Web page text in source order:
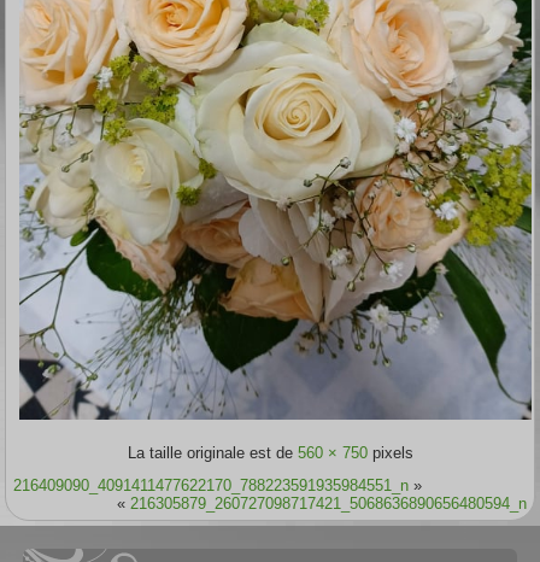
La taille originale est de 560 × 750pixels
216409090_4091411477622170_788223591935984551_n »
« 216305879_260727098717421_5068636890656480594_n